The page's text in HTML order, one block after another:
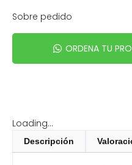
Sobre pedido
ORDENA TU
Loading...
Descripción